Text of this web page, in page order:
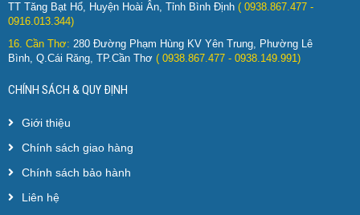
TT Tăng Bạt Hổ, Huyện Hoài Ân, Tỉnh Bình Định ( 0938.867.477 -
0916.013.344)
16. Cần Thơ: 280 Đường Phạm Hùng KV Yên Trung, Phường Lê
Bình, Q.Cái Răng, TP.Cần Thơ ( 0938.867.477 - 0938.149.991)
CHÍNH SÁCH & QUY ĐỊNH
Giới thiệu
Chính sách giao hàng
Chính sách bảo hành
Liên hệ